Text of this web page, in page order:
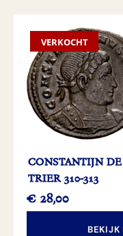
VERKOCHT
CONSTANTIJN
TRIER 310-313
€ 28,00
BEKIJK